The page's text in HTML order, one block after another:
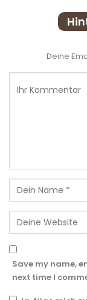
Deine
Save my name,
next time I